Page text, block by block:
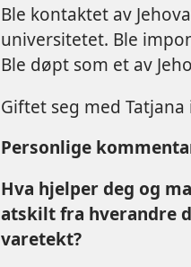
Ble kontaktet av
universitetet. Ble
Ble døpt som et av
Giftet seg med
Personlige
Hva hjelper deg og
atskilt fra hverandre
varetekt?